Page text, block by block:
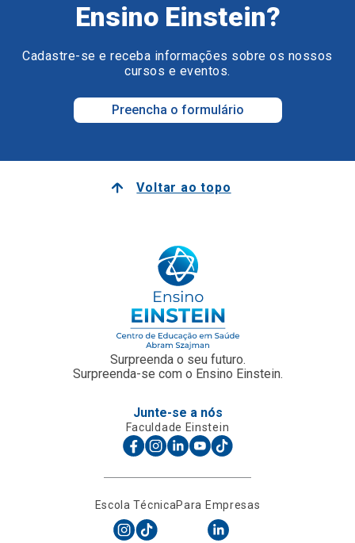
Ensino Einstein?
Cadastre-se e receba informações sobre os nossos
cursos e eventos.
Preencha o formulário
Voltar ao topo
Surpreenda o seu futuro.
Surpreenda-se com o Ensino Einstein.
Junte-se a nós
Faculdade Einstein
Escola TécnicaPara Empresas